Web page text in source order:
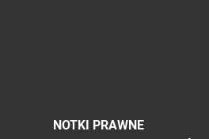
NOTKI PRAWNE